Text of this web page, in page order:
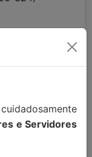
ou whats
e Servidores